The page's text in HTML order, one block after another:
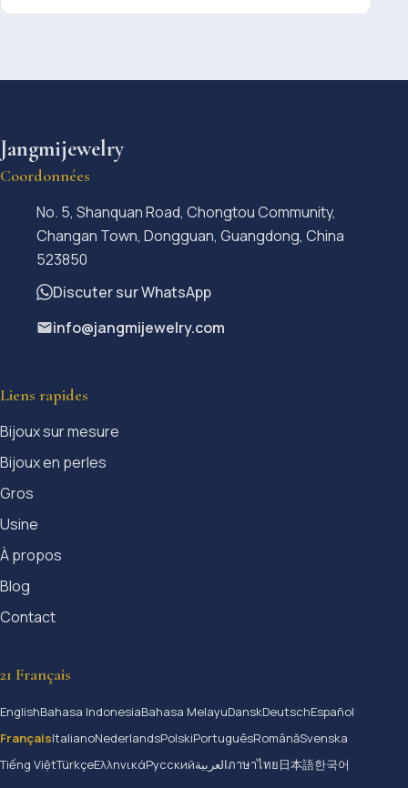
Jangmijewelry
Coordonnées
No. 5, Shanquan Road, Chongtou Community,
Changan Town, Dongguan, Guangdong, China
523850
Discuter sur WhatsApp
info@jangmijewelry.com
Liens rapides
Bijoux sur mesure
Bijoux en perles
Gros
Usine
À propos
Blog
Contact
21 Français
EnglishBahasa IndonesiaBahasa MelayuDanskDeutschEspañol
FrançaisItalianoNederlandsPolskiPortuguêsRomânăSvenska
Tiếng ViệtTürkçeΕλληνικάРусскийالعربيةภาษาไทย日本語한국어